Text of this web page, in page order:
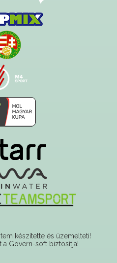
készítette és üzemelteti!